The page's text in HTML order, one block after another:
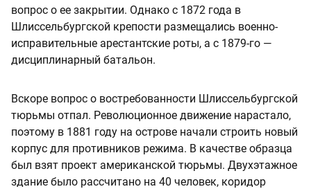
вопрос о ее закрытии. Однако с 1872 года в
Шлиссельбургской крепости размещались военно-
исправительные арестантские роты, а с 1879-го —
дисциплинарный батальон.
Вскоре вопрос о востребованности Шлиссельбургской
тюрьмы отпал. Революционное движение нарастало,
поэтому в 1881 году на острове начали строить новый
корпус для противников режима. В качестве образца
был взят проект американской тюрьмы. Двухэтажное
здание было рассчитано на 40 человек, коридор